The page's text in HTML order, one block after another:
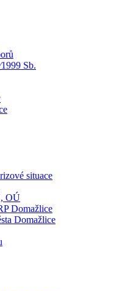
Sb.
situace
OÚ
Domažlice
Domažlice